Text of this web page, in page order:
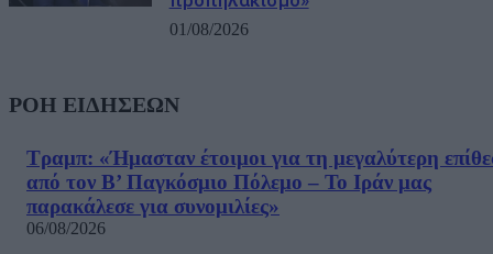
01/08/2026
ΡΟΗ ΕΙΔΗΣΕΩΝ
Τραμπ: «Ήμασταν έτοιμοι για τη μεγαλύτερη
από τον Β’ Παγκόσμιο Πόλεμο – Το Ιράν μας
παρακάλεσε για συνομιλίες»
06/08/2026